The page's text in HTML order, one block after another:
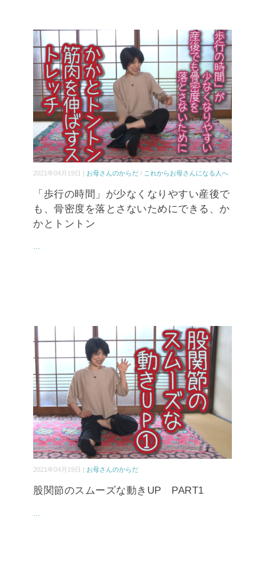
2021年04月19日 | お母さんのからだ / これからお母さんになる人へ
「歩行の時間」が少なくなりやすい産後で
も、骨密度を落とさないためにできる、か
かとトントン
2021年04月19日 | お母さんのからだ
股関節のスムーズな動きUP PART1